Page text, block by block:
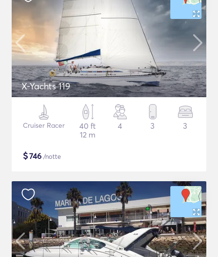
X-Yachts 119
Cruiser Racer
40 ft
12 m
4 3 3
$746 /notte